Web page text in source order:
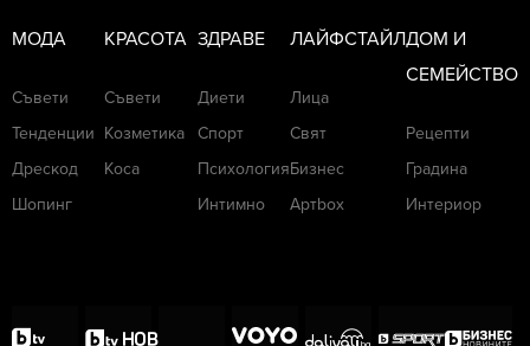
МОДА
Съвети
Тенденции
Дрескод
Шопинг
КРАСОТА
Съвети
Козметика
Коса
ЗДРАВЕ
Диети
Спорт
Психология
Интимно
ЛАЙФСТАЙЛ
Лица
Свят
Бизнес
Артbox
ДОМ И
СЕМЕЙСТВО
Рецепти
Градина
Интериор